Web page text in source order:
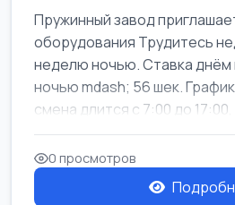
Пружинный завод
оборудования Трудитесь
неделю ночью. Ставка днём
ночью mdash; 56 шек.
смена длится с 7:00 до 17:00,
0 просмотров